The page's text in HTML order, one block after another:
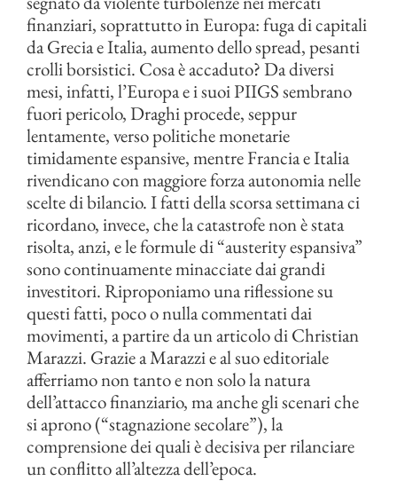
finanziari, soprattutto in Europa: fuga di capitali
da Grecia e Italia, aumento dello spread, pesanti
crolli borsistici. Cosa è accaduto? Da diversi
mesi, infatti, l’Europa e i suoi PIIGS sembrano
fuori pericolo, Draghi procede, seppur
lentamente, verso politiche monetarie
timidamente espansive, mentre Francia e Italia
rivendicano con maggiore forza autonomia nelle
scelte di bilancio. I fatti della scorsa settimana ci
ricordano, invece, che la catastrofe non è stata
risolta, anzi, e le formule di “austerity espansiva”
sono continuamente minacciate dai grandi
investitori. Riproponiamo una riflessione su
questi fatti, poco o nulla commentati dai
movimenti, a partire da un articolo di Christian
Marazzi. Grazie a Marazzi e al suo editoriale
afferriamo non tanto e non solo la natura
dell’attacco finanziario, ma anche gli scenari che
si aprono (“stagnazione secolare”), la
comprensione dei quali è decisiva per rilanciare
un conflitto all’altezza dell’epoca.